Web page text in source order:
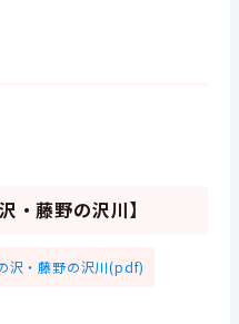
・藤野の沢川】
沢・藤野の沢川(pdf)